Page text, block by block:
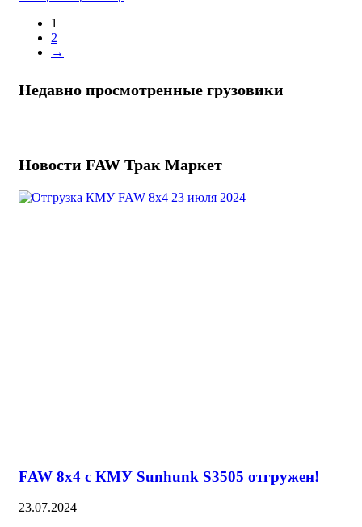
1
2
→
Недавно просмотренные грузовики
Новости FAW Трак Маркет
FAW 8х4 с КМУ Sunhunk S3505 отгружен!
23.07.2024